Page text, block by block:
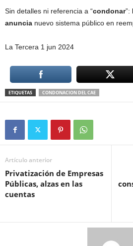
Sin detalles ni referencia a “condonar”:
anuncia nuevo sistema público en
La Tercera 1 jun 2024
ETIQUETAS CONDONACION DEL CAE
Artículo anterior
Privatización de Empresas
Públicas, alzas en las
cuentas